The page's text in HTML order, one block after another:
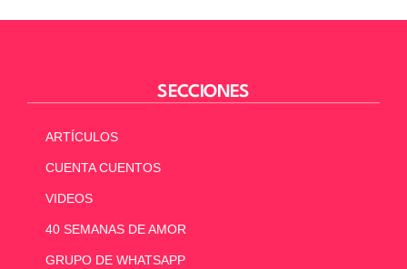
SECCIONES
ARTÍCULOS
CUENTA CUENTOS
VIDEOS
40 SEMANAS DE AMOR
GRUPO DE WHATSAPP